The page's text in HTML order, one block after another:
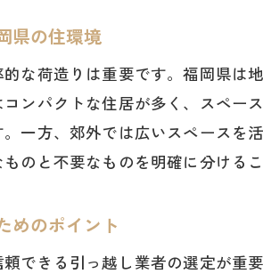
福岡県の気候に合わせ
地域のゴミ出しルール
福岡県内の交通事情を
引っ越し前に行うべき
県の住環境
な荷造りは重要です。福岡県は
ンパクトな住居が多く、スペ
一方、郊外では広いスペース
のと不要なものを明確に分ける
めのポイント
できる引っ越し業者の選定が